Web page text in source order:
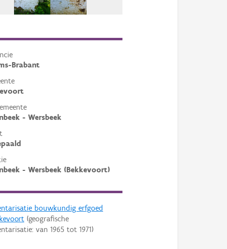
Brabant
- Wersbeek
- Wersbeek (Bekkevoort)
bouwkundig erfgoed
(geografische
van 1965 tot 1971)